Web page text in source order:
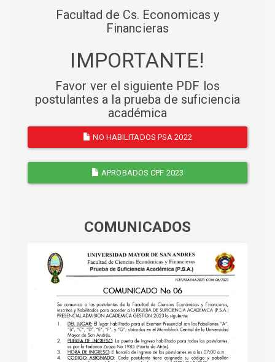
Facultad de Cs. Economicas y
Financieras
IMPORTANTE!
Favor ver el siguiente PDF los
postulantes a la prueba de suficiencia
académica
NO HABILITADOS PSA 2022
APROBADOS CPF 2023
COMUNICADOS